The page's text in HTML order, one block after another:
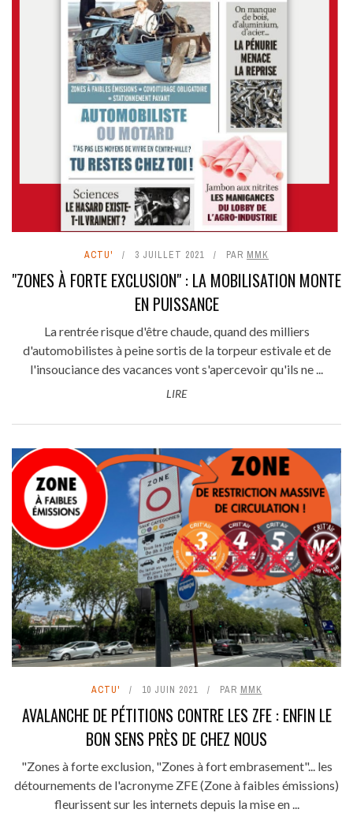
ACTU' 3 JUILLET 2021 PAR MMK
"ZONES À FORTE EXCLUSION" : LA MOBILISATION MONTE
EN PUISSANCE
La rentrée risque d'être chaude, quand des milliers
d'automobilistes à peine sortis de la torpeur estivale et de
l'insouciance des vacances vont s'apercevoir qu'ils ne ...
LIRE
ACTU' 10 JUIN 2021 PAR MMK
AVALANCHE DE PÉTITIONS CONTRE LES ZFE : ENFIN LE
BON SENS PRÈS DE CHEZ NOUS
"Zones à forte exclusion, "Zones à fort embrasement"... les
détournements de l'acronyme ZFE (Zone à faibles émissions)
fleurissent sur les internets depuis la mise en ...